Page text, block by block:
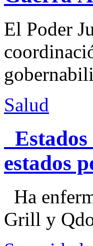
El Poder
Salud
estados
Ha
Grill y